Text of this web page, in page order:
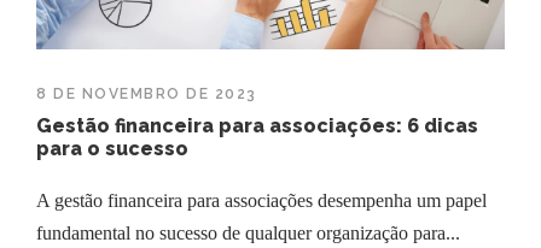
8 DE NOVEMBRO DE 2023
Gestão financeira para associações: 6 dicas
para o sucesso
A gestão financeira para associações desempenha um papel
fundamental no sucesso de qualquer organização para...